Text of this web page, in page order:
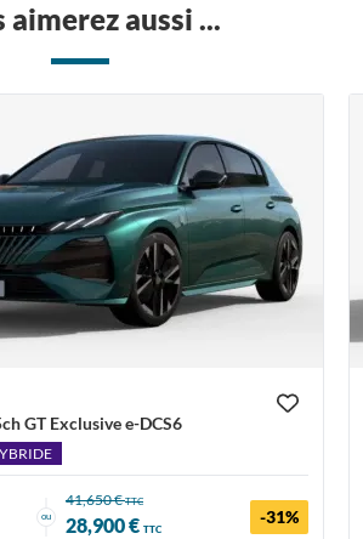
aimerez aussi ...
GT Exclusive e-DCS6
ou
41,650 €TTC
28,900 € TTC
-31%